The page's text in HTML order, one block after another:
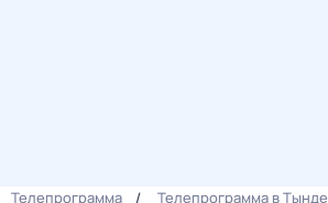
Телепрограмма
Телепрограмма в Тынде